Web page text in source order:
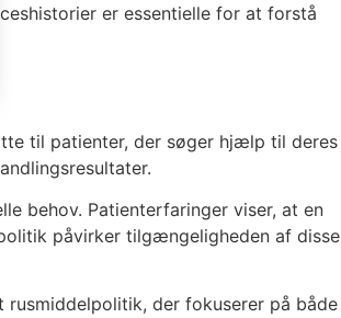
er essentielle for at forstå
til patienter, der søger hjælp til deres
behov. Patienterfaringer viser, at en
påvirker tilgængeligheden af disse
rusmiddelpolitik, der fokuserer på både